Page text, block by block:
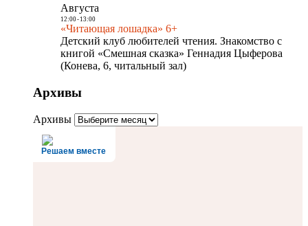
Августа
12:00- 13:00
«Читающая лошадка» 6+
Детский клуб любителей чтения. Знакомство с
книгой «Смешная сказка» Геннадия Цыферова
(Конева, 6, читальный зал)
Архивы
Архивы
Решаем вместе